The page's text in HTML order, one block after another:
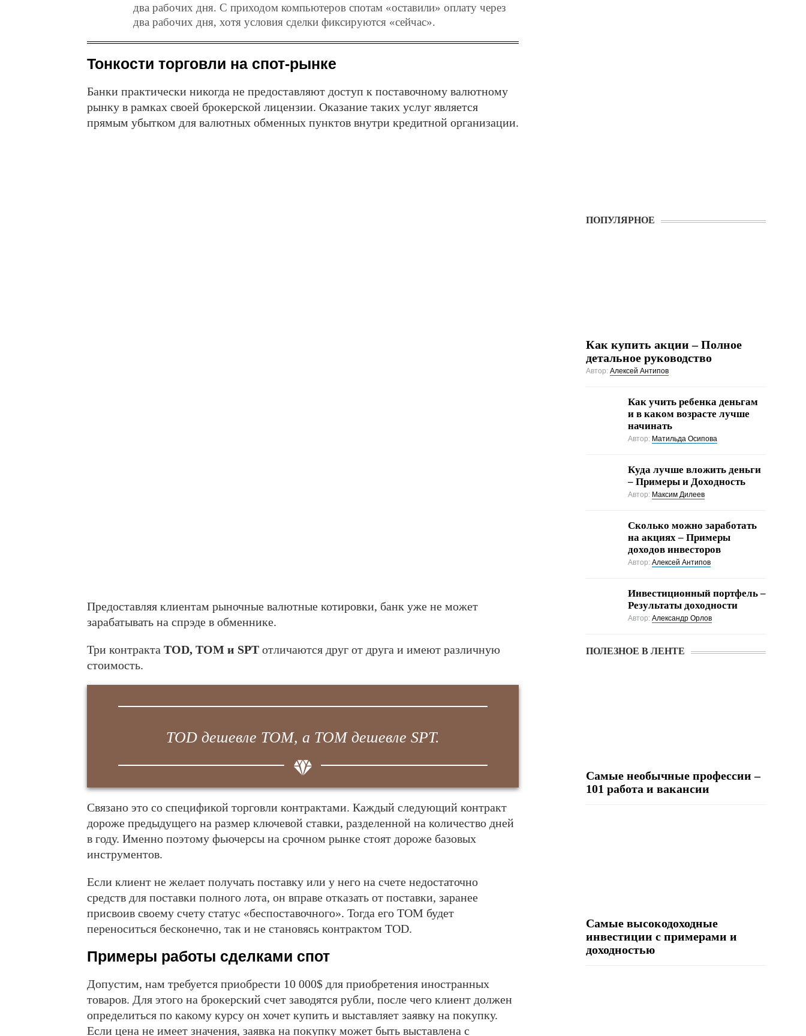
два рабочих дня. С приходом компьютеров спотам «оставили» оплату через
два рабочих дня, хотя условия сделки фиксируются «сейчас».
Тонкости торговли на спот-рынке
Банки практически никогда не предоставляют доступ к поставочному валютному
рынку в рамках своей брокерской лицензии. Оказание таких услуг является
прямым убытком для валютных обменных пунктов внутри кредитной организации.
Предоставляя клиентам рыночные валютные котировки, банк уже не может
зарабатывать на спрэде в обменнике.
Три контракта TOD, TOM и SPTотличаются друг от друга и имеют различную
стоимость.
TOD дешевле TOM, а TOM дешевле SPT.
Связано это со спецификой торговли контрактами. Каждый следующий контракт
дороже предыдущего на размер ключевой ставки, разделенной на количество дней
в году. Именно поэтому фьючерсы на срочном рынке стоят дороже базовых
инструментов.
Если клиент не желает получать поставку или у него на счете недостаточно
средств для поставки полного лота, он вправе отказать от поставки, заранее
присвоив своему счету статус «беспоставочного». Тогда его TOM будет
переноситься бесконечно, так и не становясь контрактом TOD.
Примеры работы сделками спот
Допустим, нам требуется приобрести 10 000$ для приобретения иностранных
товаров. Для этого на брокерский счет заводятся рубли, после чего клиент должен
определиться по какому курсу он хочет купить и выставляет заявку на покупку.
Если цена не имеет значения, заявка на покупку может быть выставлена с
ПОПУЛЯРНОЕ
Как купить акции – Полное
детальное руководство
Автор: Алексей Антипов
Как учить ребенка деньгам
и в каком возрасте лучше
начинать
Автор: Матильда Осипова
Куда лучше вложить деньги
– Примеры и Доходность
Автор: Максим Дилеев
Cколько можно заработать
на акциях – Примеры
доходов инвесторов
Автор: Алексей Антипов
Инвестиционный портфель –
Результаты доходности
Автор: Александр Орлов
ПОЛЕЗНОЕ В ЛЕНТЕ
Самые необычные профессии –
101 работа и вакансии
Самые высокодоходные
инвестиции с примерами и
доходностью